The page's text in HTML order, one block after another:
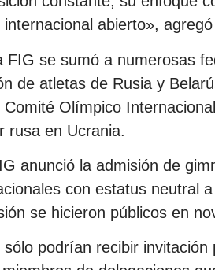
abierto»,
FIG se sumó a numerosas
de atletas de Rusia y
Olímpico
rusa en Ucrania.
anunció la admisión de
con estatus neutral
se hicieron públicos en
podrían recibir invitación